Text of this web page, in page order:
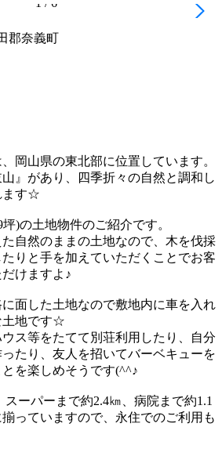
郡奈義町
岡山県の東北部に位置しています。
』があり、四季折々の自然と調和し
ます☆
)の土地物件のご紹介です。
自然のままの土地なので、木を伐採
りと手を加えていただくことでお客
けますよ♪
面した土地なので敷地内に車を入れ
土地です☆
ス等をたてて別荘利用したり、自分
たり、友人を招いてバーベキューを
を楽しめそうです(^^♪
スーパーまで約2.4㎞、病院まで約1.1
っていますので、永住でのご利用も